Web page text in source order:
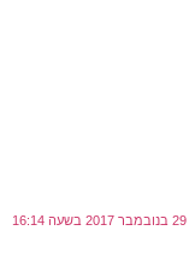
29 בנובמבר 2017 בשעה 16:14